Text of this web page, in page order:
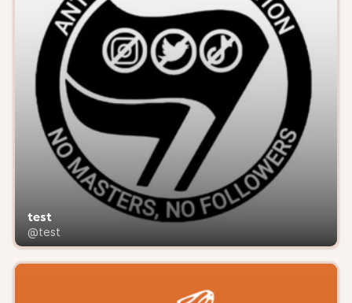
test
@test